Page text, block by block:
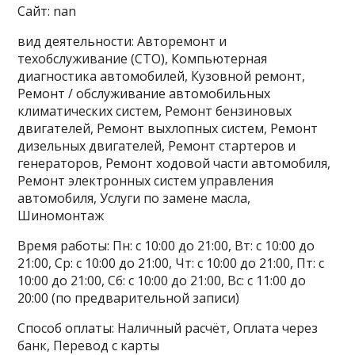
Сайт: nan
вид деятельности: Авторемонт и
техобслуживание (СТО), Компьютерная
диагностика автомобилей, Кузовной ремонт,
Ремонт / обслуживание автомобильных
климатических систем, Ремонт бензиновых
двигателей, Ремонт выхлопных систем, Ремонт
дизельных двигателей, Ремонт стартеров и
генераторов, Ремонт ходовой части автомобиля,
Ремонт электронных систем управления
автомобиля, Услуги по замене масла,
Шиномонтаж
Время работы: Пн: с 10:00 до 21:00, Вт: с 10:00 до
21:00, Ср: с 10:00 до 21:00, Чт: с 10:00 до 21:00, Пт: с
10:00 до 21:00, Сб: с 10:00 до 21:00, Вс: с 11:00 до
20:00 (по предварительной записи)
Способ оплаты: Наличный расчёт, Оплата через
банк, Перевод с карты